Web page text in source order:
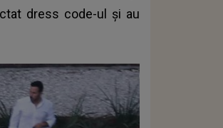
dress code-ul și au